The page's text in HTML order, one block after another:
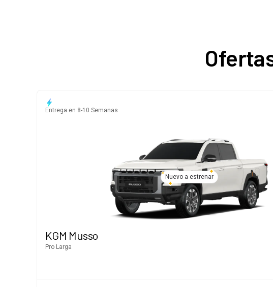
Entrega en 8-10 Semanas
Nuevo a estrenar
KGM Musso
Pro Larga